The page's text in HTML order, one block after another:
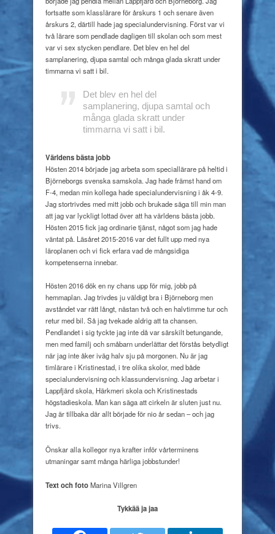
fortsatte som klasslärare för årskurs 1 och senare även
årskurs 2, därtill hade jag specialundervisning. Först var vi
två lärare som pendlade dagligen till skolan och som mest
var vi sex stycken pendlare. Det blev en hel del
samplanering, djupa samtal och många glada skratt under
timmarna vi satt i bil.
Det blev en hel del
samplanering, djupa samtal och
många glada skratt under
timmarna vi satt i bil.
Världens bästa jobb
Hösten 2014 började jag arbeta som speciallärare på heltid i
Björneborgs svenska samskola. Jag hade främst hand om
F-4, medan min kollega hade specialundervisning i åk 4-9.
Jag stortrivdes med mitt jobb och brukade säga till min man
att jag var lyckligt lottad över att ha världens bästa jobb.
Hösten 2015 fick jag ordinarie tjänst, något som jag hade
väntat på. Läsåret 2015-2016 var det fullt upp med nya
läroplanen och vi fick erfara vad de mångsidiga
kompetenserna innebar.
Hösten 2016 dök en ny chans upp för mig, jobb på
hemmaplan. Jag trivdes ju väldigt bra i Björneborg men
avståndet var rätt långt, nästan två och en halvtimme tur och
retur med bil. Så jag tvekade aldrig att ta chansen.
Pendlandet i sig tyckte jag inte då var särskilt betungande,
men med familj och småbarn underlättar det förstås betydligt
när jag inte åker iväg halv sju på morgonen. Nu är jag
timlärare i Kristinestad, i tre olika skolor, med både
specialundervisning och klassundervisning. Jag arbetar i
Lappfjärd skola, Härkmeri skola och Kristinestads
högstadieskola. Man kan säga att cirkeln är sluten just nu.
Jag är tillbaka där allt började för nio år sedan – och jag
trivs.
Önskar alla kollegornya krafter inför vårterminens
utmaningar samt många härliga jobbstunder!
Text och fotoMarina Villgren
Tykkää ja jaa